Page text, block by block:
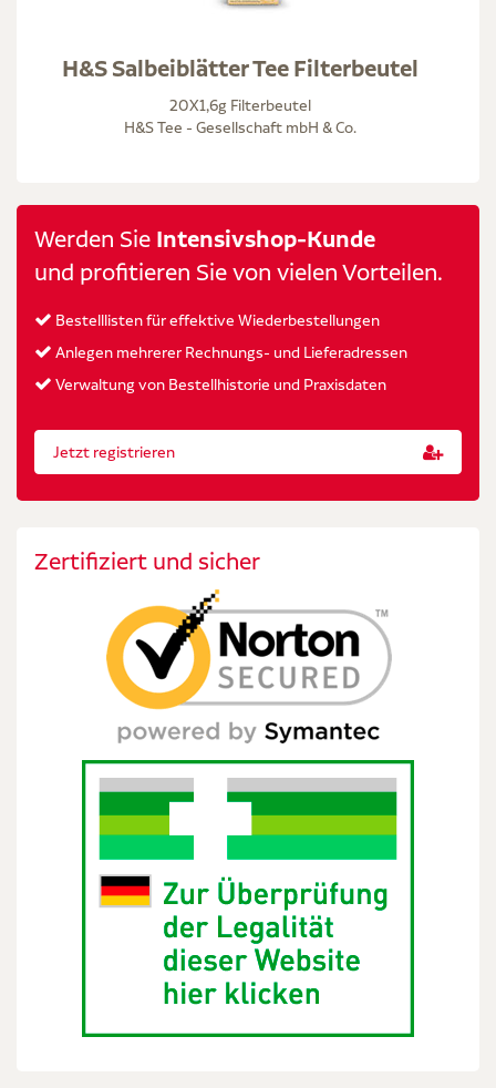
H&S Salbeiblätter Tee Filterbeutel
20X1,6g Filterbeutel
H&S Tee - Gesellschaft mbH & Co.
Werden Sie Intensivshop-Kunde
und profitieren Sie von vielen Vorteilen.
Bestelllisten für effektive Wiederbestellungen
Anlegen mehrerer Rechnungs- und Lieferadressen
Verwaltung von Bestellhistorie und Praxisdaten
Jetzt registrieren
Zertifiziert und sicher